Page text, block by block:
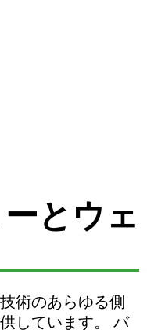
とウェ
術のあらゆる側
しています。 バ